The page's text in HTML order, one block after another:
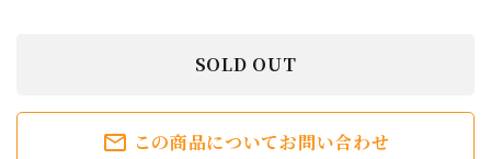
SOLD OUT
mail_outline この商品についてお問い合わせ